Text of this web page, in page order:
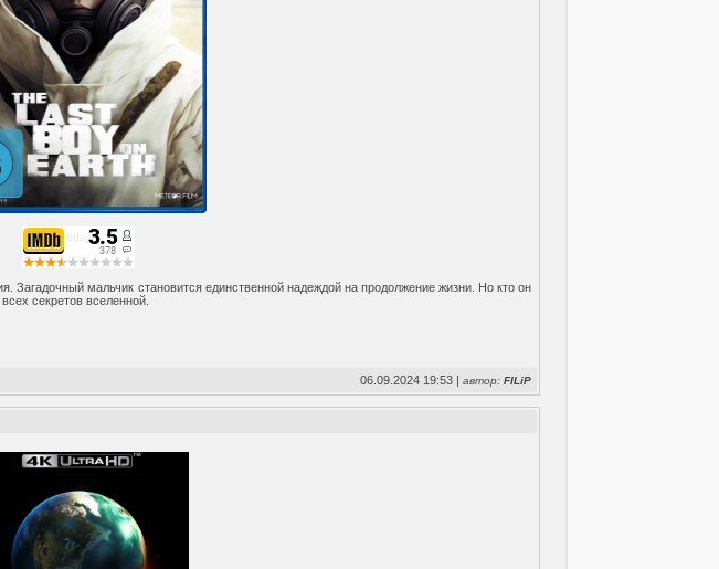
Загадочный мальчик становится единственной надеждой на продолжение жизни. Но кто он
секретов вселенной.
06.09.2024 19:53 |автор:FILiP